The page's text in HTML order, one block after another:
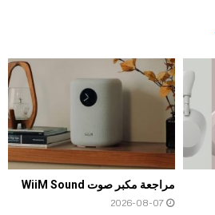
مراجعة مكبر صوت WiiM Sound
2026-08-07